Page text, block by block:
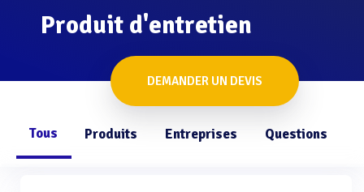
Produit d'entretien
DEMANDER UN DEVIS
Tous Produits Entreprises Questions